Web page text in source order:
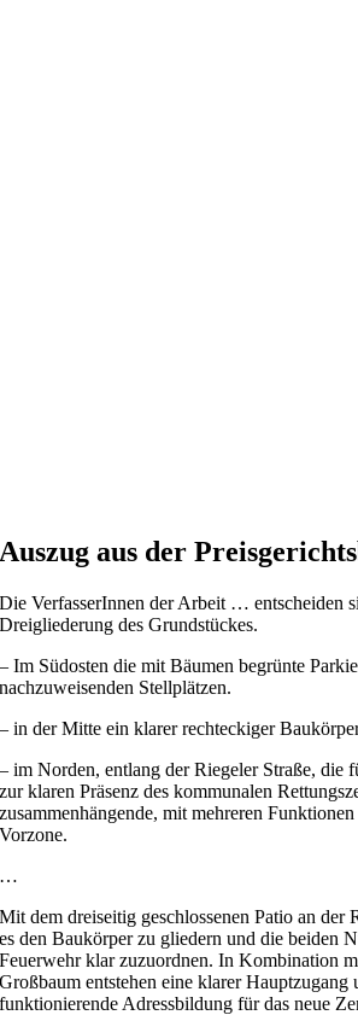
Auszug aus der
Die VerfasserInnen der Arbeit … entscheiden
Dreigliederung des Grundstückes.
– Im Südosten die mit Bäumen begrünte
nachzuweisenden Stellplätzen.
– in der Mitte ein klarer rechteckiger
– im Norden, entlang der Riegeler Straße, die
zur klaren Präsenz des kommunalen
zusammenhängende, mit mehreren
Vorzone.
…
Mit dem dreiseitig geschlossenen Patio an der
es den Baukörper zu gliedern und die beiden
Feuerwehr klar zuzuordnen. In Kombination
Großbaum entstehen eine klarer Hauptzugang
funktionierende Adressbildung für das neue